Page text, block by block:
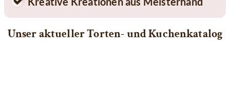
Unser aktueller Torten- und Kuchenkatalog